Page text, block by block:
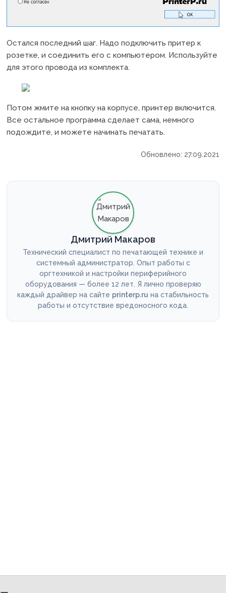
Остался последний шаг. Надо подключить притер к
розетке, и соединить его с компьютером. Используйте
для этого провода из комплекта.
Потом жмите на кнопку на корпусе, принтер включится.
Все остальное программа сделает сама, немного
подождите, и можете начинать печатать.
Обновлено: 27.09.2021
Дмитрий Макаров
Технический специалист по печатающей технике и
системный администратор. Опыт работы с
оргтехникой и настройки периферийного
оборудования — более 12 лет. Я лично проверяю
каждый драйвер на сайте printerp.ru на стабильность
работы и отсутствие вредоносного кода.